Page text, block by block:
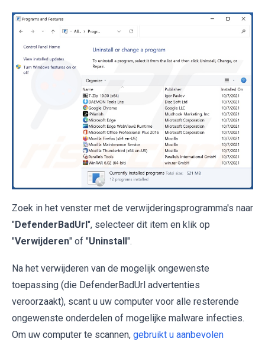
Zoek in het venster met de verwijderingsprogramma's naar
"DefenderBadUrl ", selecteer dit item en klik op
"Verwijderen" of "Uninstall ".
Na het verwijderen van de mogelijk ongewenste
toepassing (die DefenderBadUrl advertenties
veroorzaakt), scant u uw computer voor alle resterende
ongewenste onderdelen of mogelijke malware infecties.
Om uw computer te scannen, gebruikt u aanbevolen